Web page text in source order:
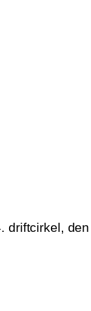
driftcirkel, den